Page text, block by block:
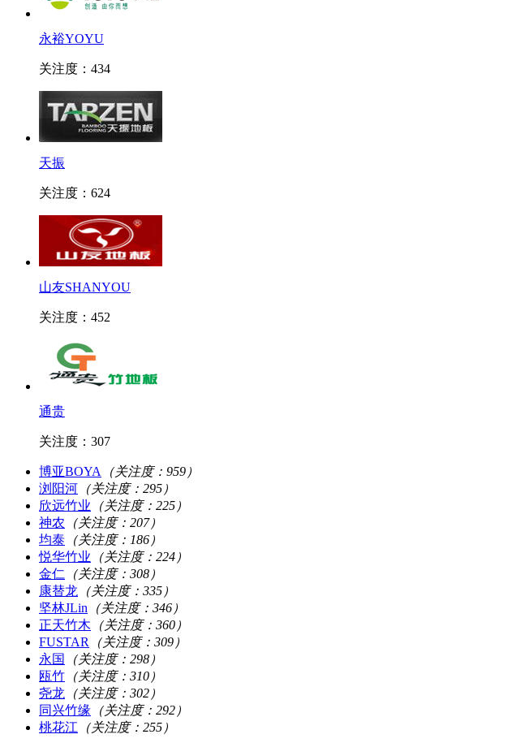
永裕YOYU
关注度：434
天振
关注度：624
山友SHANYOU
关注度：452
通贵
关注度：307
博亚BOYA
（关注度：959）
浏阳河 （关注度：295）
欣远竹业 （关注度：225）
神农 （关注度：207）
均泰 （关注度：186）
悦华竹业 （关注度：224）
金仁 （关注度：308）
康替龙 （关注度：335）
坚林JLin （关注度：346）
正天竹木 （关注度：360）
FUSTAR
（关注度：309）
永国
（关注度：298）
瓯竹 （关注度：310）
尧龙 （关注度：302）
同兴竹缘 （关注度：292）
桃花江 （关注度：255）